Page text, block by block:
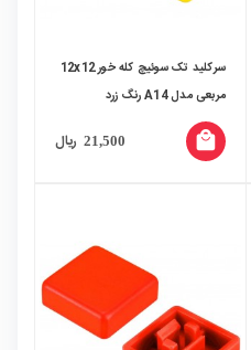
سرکلید تک سوئیچ کله خور 12x12
مربعی مدل A14 رنگ زرد
21,500 ریال local_mall